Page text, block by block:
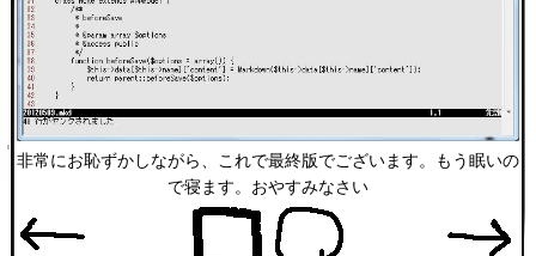
非常にお恥ずかしながら、これで最終版でございます。もう眠いの
で寝ます。おやすみなさい